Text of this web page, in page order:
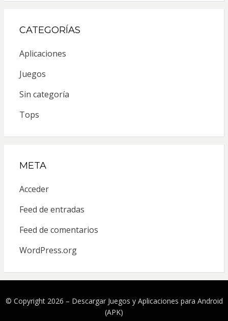
CATEGORÍAS
Aplicaciones
Juegos
Sin categoría
Tops
META
Acceder
Feed de entradas
Feed de comentarios
WordPress.org
© Copyright 2026 – Descargar Juegos y Aplicaciones para Android
(APK)